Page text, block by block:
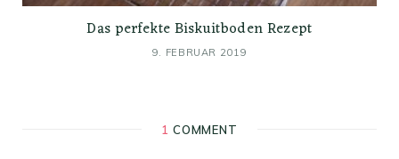
Das perfekte Biskuitboden Rezept
9. FEBRUAR 2019
1 COMMENT